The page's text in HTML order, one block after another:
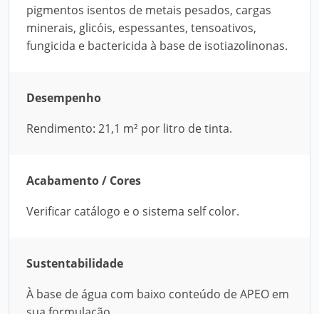
pigmentos isentos de metais pesados, cargas
minerais, glicóis, espessantes, tensoativos,
fungicida e bactericida à base de isotiazolinonas.
Desempenho
Rendimento: 21,1 m² por litro de tinta.
Acabamento / Cores
Verificar catálogo e o sistema self color.
Sustentabilidade
À base de água com baixo conteúdo de APEO em